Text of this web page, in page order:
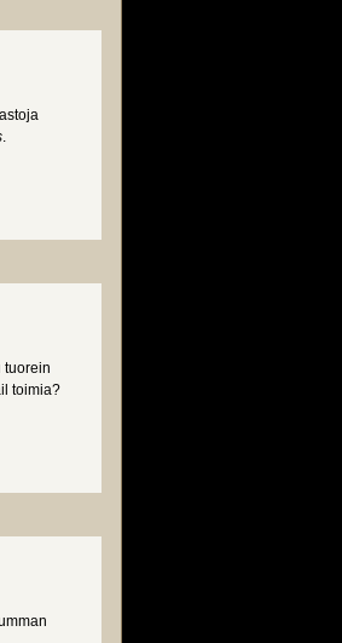
.
tuorein
toimia?